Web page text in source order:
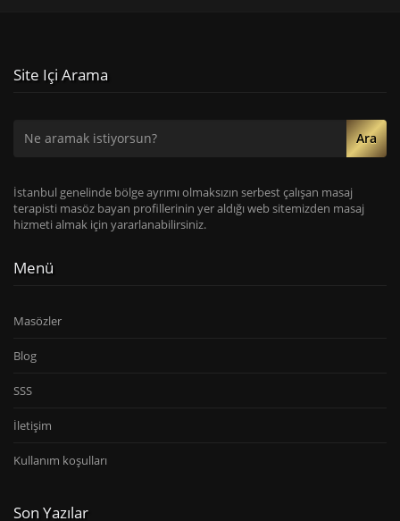
Site Içi Arama
Ara
İstanbul genelinde bölge ayrımı olmaksızın serbest çalışan masaj
terapisti masöz bayan profillerinin yer aldığı web sitemizden masaj
hizmeti almak için yararlanabilirsiniz.
Menü
Masözler
Blog
SSS
İletişim
Kullanım koşulları
Son Yazılar